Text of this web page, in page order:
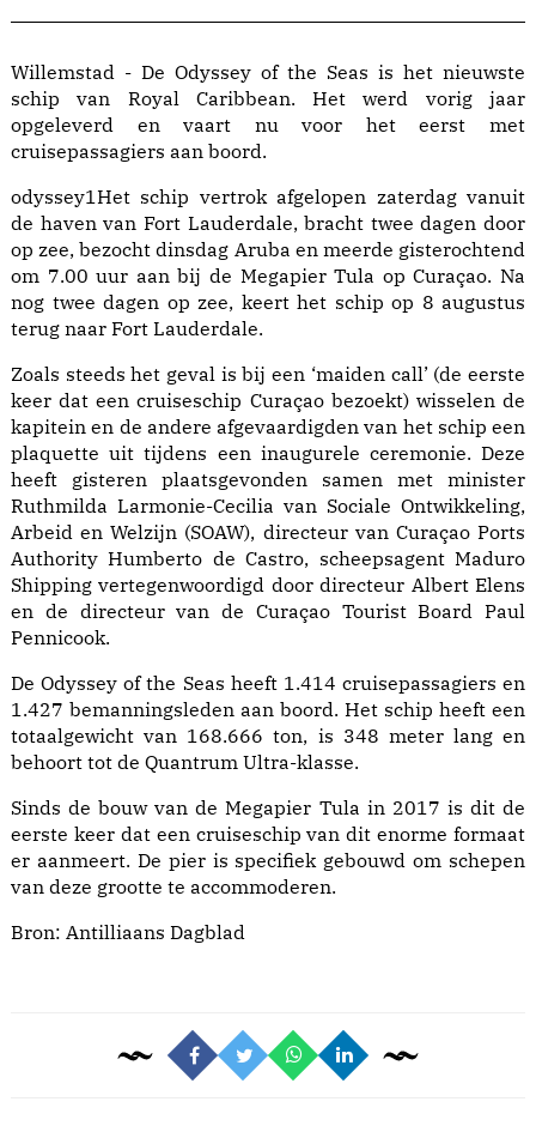
Willemstad - De Odyssey of the Seas is het nieuwste
schip van Royal Caribbean. Het werd vorig jaar
opgeleverd en vaart nu voor het eerst met
cruisepassagiers aan boord.
odyssey1Het schip vertrok afgelopen zaterdag vanuit
de haven van Fort Lauderdale, bracht twee dagen door
op zee, bezocht dinsdag Aruba en meerde gisterochtend
om 7.00 uur aan bij de Megapier Tula op Curaçao. Na
nog twee dagen op zee, keert het schip op 8 augustus
terug naar Fort Lauderdale.
Zoals steeds het geval is bij een ‘maiden call’ (de eerste
keer dat een cruiseschip Curaçao bezoekt) wisselen de
kapitein en de andere afgevaardigden van het schip een
plaquette uit tijdens een inaugurele ceremonie. Deze
heeft gisteren plaatsgevonden samen met minister
Ruthmilda Larmonie-Cecilia van Sociale Ontwikkeling,
Arbeid en Welzijn (SOAW), directeur van Curaçao Ports
Authority Humberto de Castro, scheepsagent Maduro
Shipping vertegenwoordigd door directeur Albert Elens
en de directeur van de Curaçao Tourist Board Paul
Pennicook.
De Odyssey of the Seas heeft 1.414 cruisepassagiers en
1.427 bemanningsleden aan boord. Het schip heeft een
totaalgewicht van 168.666 ton, is 348 meter lang en
behoort tot de Quantrum Ultra-klasse.
Sinds de bouw van de Megapier Tula in 2017 is dit de
eerste keer dat een cruiseschip van dit enorme formaat
er aanmeert. De pier is specifiek gebouwd om schepen
van deze grootte te accommoderen.
Bron: Antilliaans Dagblad